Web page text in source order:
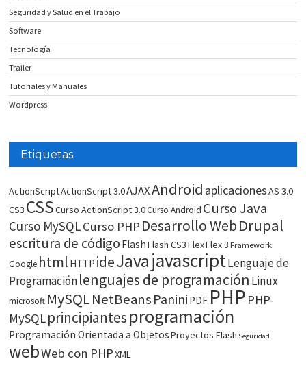
Seguridad y Salud en el Trabajo
Software
Tecnología
Trailer
Tutoriales y Manuales
Wordpress
Etiquetas
ActionScriptActionScript 3.0AJAXAndroid aplicacionesAS 3.0
CS3 CSSCurso ActionScript 3.0Curso Android Curso Java
Curso MySQLCurso PHP Desarrollo WebDrupal
escritura de código FlashFlash CS3FlexFlex 3 Framework
Google html HTTP ideJavajavascriptLenguaje de
Programaciónlenguajes de programación Linux
microsoft MySQLNetBeans Panini PDF PHP PHP-
MySQLprincipiantesprogramación
Programación Orientada a ObjetosProyectos Flash Seguridad
webWeb con PHPXML